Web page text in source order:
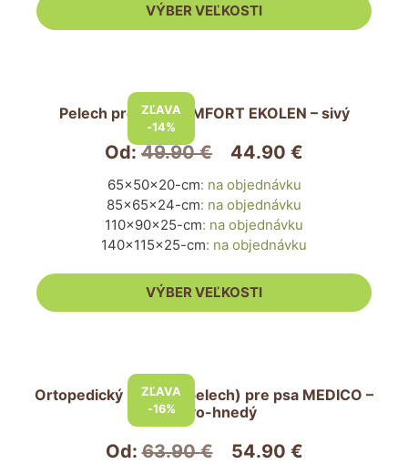
VÝBER VEĽKOSTI
stránke
ZĽAVA
-14%
Pelech pre psa COMFORT EKOLEN – sivý
Od:49.90€ 44.90 €
65x50x20-cm: na objednávku
85x65x24-cm: na objednávku
110x90x25-cm: na objednávku
140x115x25-cm: na objednávku
VÝBER VEĽKOSTI
stránke
produktu.
ZĽAVA
-16%
Ortopedický matrac (pelech) pre psa MEDICO –
béžovo-hnedý
Od:63.90€ 54.90 €
má